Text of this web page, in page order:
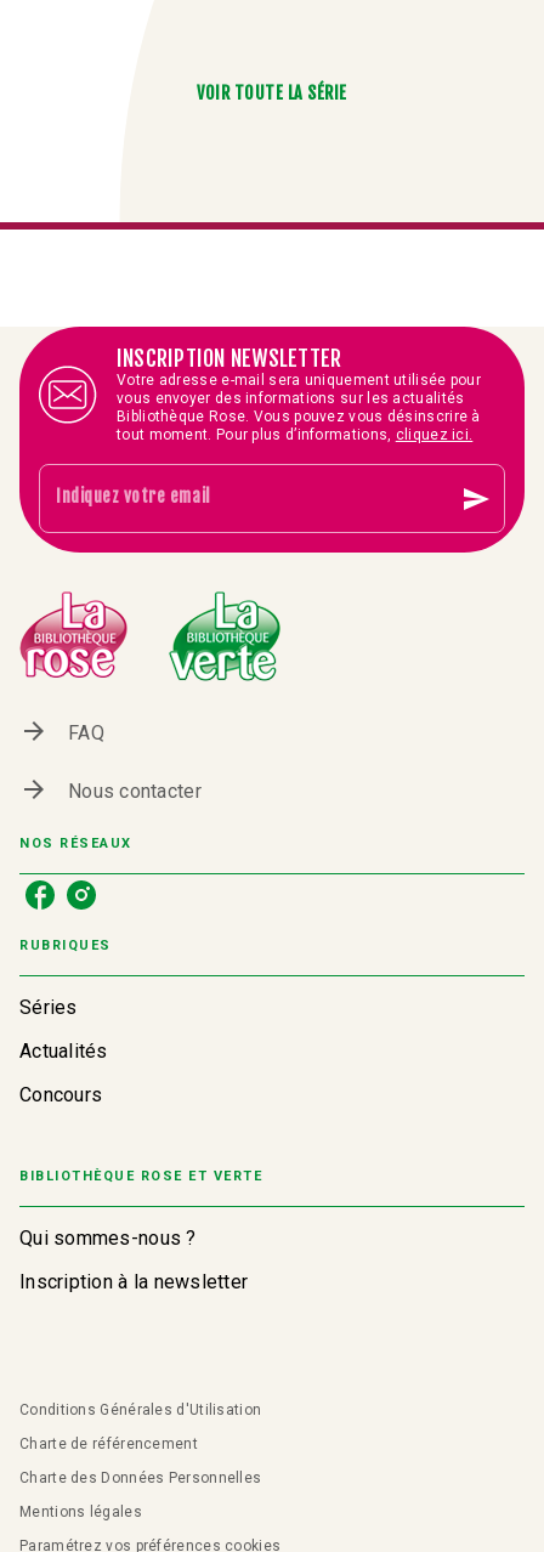
VOIR TOUTE LA SÉRIE
INSCRIPTION NEWSLETTER
Votre adresse e-mail sera uniquement utilisée pour
vous envoyer des informations sur les actualités
Bibliothèque Rose. Vous pouvez vous désinscrire à
tout moment. Pour plus d’informations, cliquez ici.
Indiquez votre email send
arrow_forward FAQ
arrow_forward Nous contacter
NOS RÉSEAUX
RUBRIQUES
Séries
Actualités
Concours
BIBLIOTHÈQUE ROSE ET VERTE
Qui sommes-nous ?
Inscription à la newsletter
Conditions Générales d'Utilisation
Charte de référencement
Charte des Données Personnelles
Mentions légales
Paramétrez vos préférences cookies